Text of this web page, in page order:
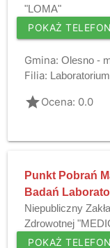
"LOMA"
POKAŻ TELEFON
Gmina: Olesno -
Filia:
gradeOcena: 0.0
Punkt Pobrań
Badań
Niepubliczny
Zdrowotnej
POKAŻ TELEFON